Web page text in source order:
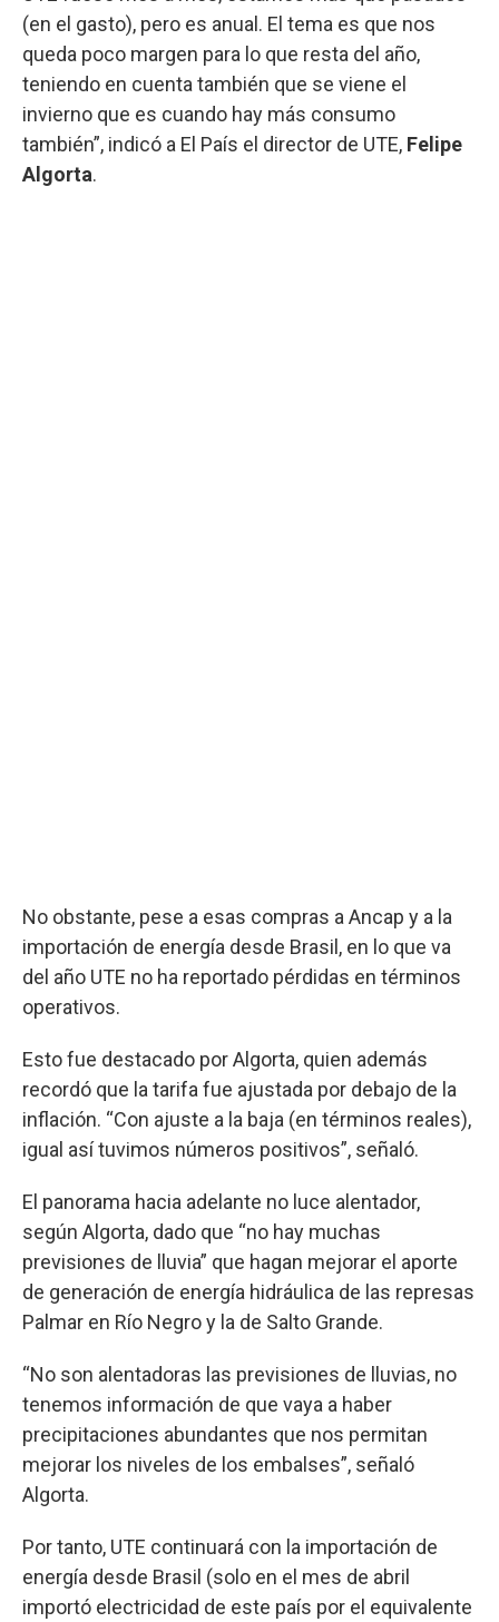
(en el gasto), pero es anual. El tema es que nos
queda poco margen para lo que resta del año,
teniendo en cuenta también que se viene el
invierno que es cuando hay más consumo
también”, indicó a El País el director de UTE, Felipe
Algorta.
No obstante, pese a esas compras a Ancap y a la
importación de energía desde Brasil, en lo que va
del año UTE no ha reportado pérdidas en términos
operativos.
Esto fue destacado por Algorta, quien además
recordó que la tarifa fue ajustada por debajo de la
inflación. “Con ajuste a la baja (en términos reales),
igual así tuvimos números positivos”, señaló.
El panorama hacia adelante no luce alentador,
según Algorta, dado que “no hay muchas
previsiones de lluvia” que hagan mejorar el aporte
de generación de energía hidráulica de las represas
Palmar en Río Negro y la de Salto Grande.
“No son alentadoras las previsiones de lluvias, no
tenemos información de que vaya a haber
precipitaciones abundantes que nos permitan
mejorar los niveles de los embalses”, señaló
Algorta.
Por tanto, UTE continuará con la importación de
energía desde Brasil (solo en el mes de abril
importó electricidad de este país por el equivalente